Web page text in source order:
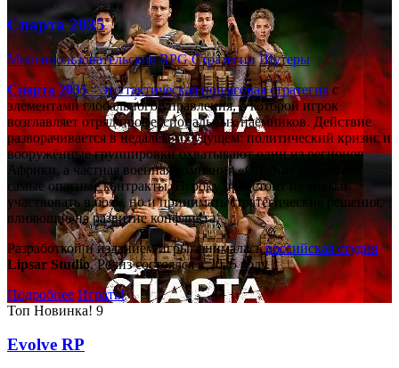
Спарта 2035
Многопользовательские RPG Стратегии Шутеры
Спарта 2035– это тактическаяпошаговая стратегияс
элементами глобального управления, в которой игрок
возглавляет отряд профессиональных наёмников. Действие
разворачивается в недалёком будущем: политический кризис и
вооружённые группировки охватывают один из регионов
Африки, а частная военная компания «Спарта» берётся за
самые опасные контракты. Игроку предстоит не только
участвовать в боях, но и принимать стратегические решения,
влияющие на развитие конфликта.
Разработкой и изданием игры занималасьроссийская студия
Lipsar Studio. Релиз состоялся в 2025 году.
Подробнее Играть!
Топ Новинка! 9
Evolve RP